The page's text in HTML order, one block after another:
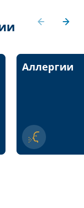
Аллергии